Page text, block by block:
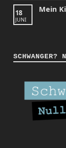
18
JUNI
Mein
SCHWANGER?